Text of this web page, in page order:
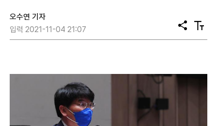
오수연 기자
입력 2021-11-04 21:07
공
유
텍
스